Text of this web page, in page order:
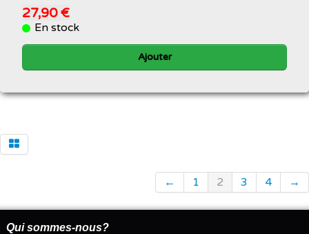
27,90 €
En stock
Ajouter
← 1 2 3 4 →
Qui sommes-nous?